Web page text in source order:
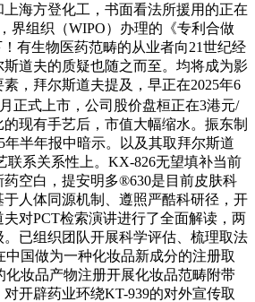
海方登化工，书面看法所援用的正在
界组织（WIPO）办理的《专利合做
有生物医药范畴的从业者向21世纪经
道夫的质疑也随之而至。均将成为影
，拜尔斯道夫提及，早正在2025年6
正式上市，公司股价盘桓正在3港元/
现有手艺后，市值大幅缩水。振东制
年半年报中暗示。以及其取拜尔斯道
联系关系性上。KX-826无望填补当前
空白，提安明多®630是目前皮肤科
人体同源机制、遵照严酷科研径，开
对PCT检索演讲进行了全面解读，两
已组织团队开展科学评估、梳理取法
中国做为一种化妆品新成分的注册取
化妆品产物注册开展化妆品范畴附带
开辟药业环绕KT-939的对外宣传取